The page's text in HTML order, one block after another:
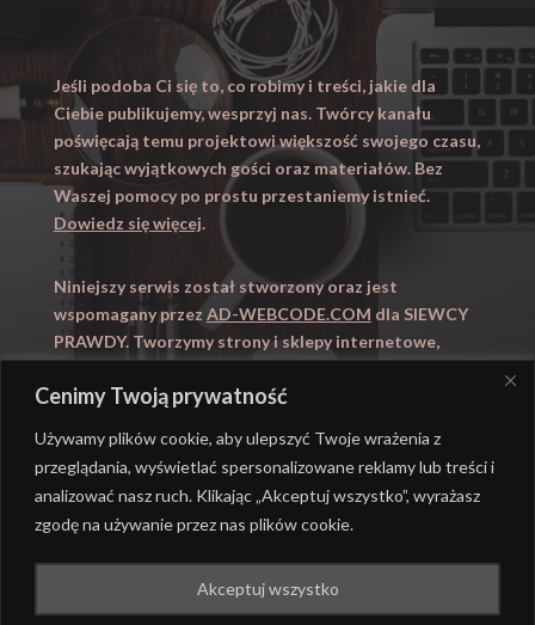
Cenimy Twoją prywatność
Używamy plików cookie, aby ulepszyć Twoje wrażenia z
przeglądania, wyświetlać spersonalizowane reklamy lub treści i
analizować nasz ruch. Klikając „Akceptuj wszystko”, wyrażasz
zgodę na używanie przez nas plików cookie.
Akceptuj wszystko
Jeśli podoba Ci się to, co robimy i treści, jakie dla
Ciebie publikujemy, wesprzyj nas. Twórcy kanału
poświęcają temu projektowi większość swojego czasu,
szukając wyjątkowych gości oraz materiałów. Bez
Waszej pomocy po prostu przestaniemy istnieć.
Dowiedz się więcej.
Niniejszy serwis został stworzony oraz jest
wspomagany przez AD-WEBCODE.COM dla SIEWCY
PRAWDY. Tworzymy strony i sklepy internetowe,
Zapraszamy takze naWYUCZENI.PL
AD-WEBCODE.COM